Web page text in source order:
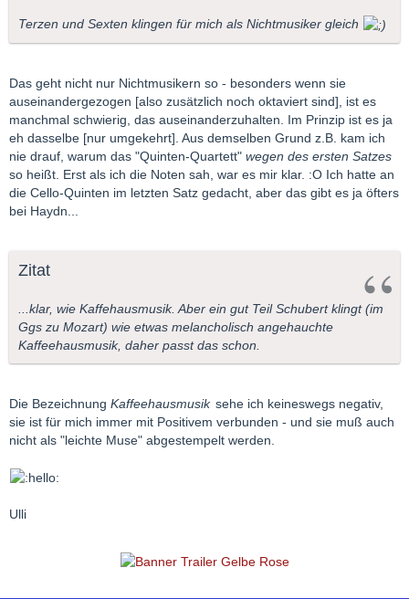
Terzen und Sexten klingen für mich als Nichtmusiker gleich
Das geht nicht nur Nichtmusikern so - besonders wenn sie
auseinandergezogen [also zusätzlich noch oktaviert sind], ist es
manchmal schwierig, das auseinanderzuhalten. Im Prinzip ist es ja
eh dasselbe [nur umgekehrt]. Aus demselben Grund z.B. kam ich
nie drauf, warum das "Quinten-Quartett" wegen des ersten Satzes
so heißt. Erst als ich die Noten sah, war es mir klar. :O Ich hatte an
die Cello-Quinten im letzten Satz gedacht, aber das gibt es ja öfters
bei Haydn...
Zitat
...klar, wie Kaffehausmusik. Aber ein gut Teil Schubert klingt (im
Ggs zu Mozart) wie etwas melancholisch angehauchte
Kaffeehausmusik, daher passt das schon.
Die Bezeichnung Kaffeehausmusik sehe ich keineswegs negativ,
sie ist für mich immer mit Positivem verbunden - und sie muß auch
nicht als "leichte Muse" abgestempelt werden.
Ulli